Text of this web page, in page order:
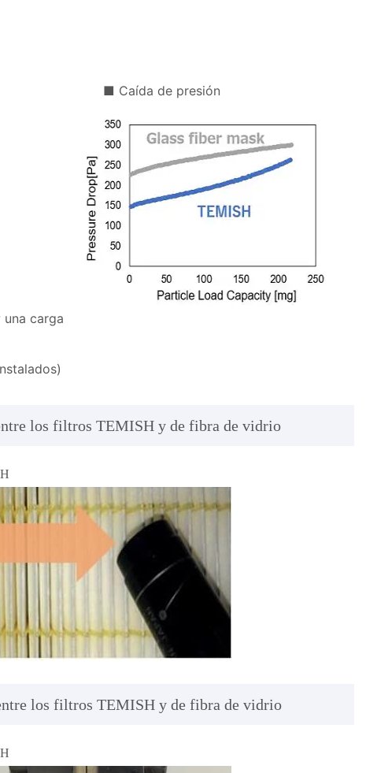
■ Caída de presión
carga
los filtros TEMISH y de fibra de vidrio
los filtros TEMISH y de fibra de vidrio